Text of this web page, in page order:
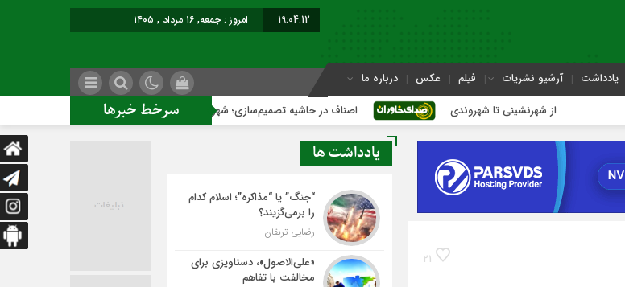
19:04:13 امروز : جمعه, ۱۶ مرداد , ۱۴۰۵
یادداشت آرشیو نشریات فیلم عکس درباره ما
سرخط خبرها از شهرنشینی تا شهروندی اصناف در حاشیه تصمیم‌سازی؛ شهر بدون بازار به کجا می‌رسد؟
21
یادداشت ها
“جنگ” یا “مذاکره”؛ اسلام کدام
را برمی‌گزیند؟
رضایی تربقان
«علی‌الاصول»، دستاویزی برای
مخالفت با تفاهم